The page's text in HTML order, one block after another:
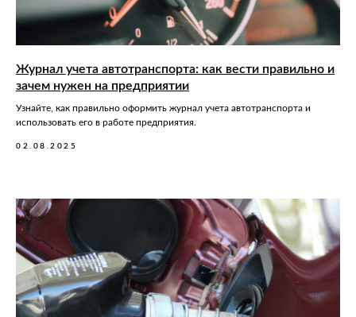
Журнал учета автотранспорта: как вести правильно и
зачем нужен на предприятии
Узнайте, как правильно оформить журнал учета автотранспорта и
использовать его в работе предприятия.
02.08.2025